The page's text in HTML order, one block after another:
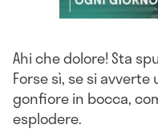
Ahi che dolore! Sta
Forse sì, se si
gonfiore in bocca,
esplodere.